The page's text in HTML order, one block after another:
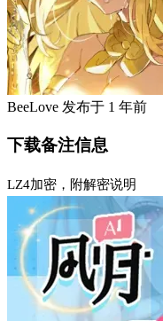
BeeLove 发布于 1 年前
下载备注信息
LZ4加密，附解密说明